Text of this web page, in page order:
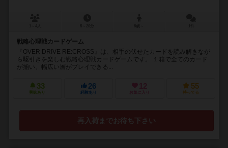
戦略心理戦カードゲーム
『OVER DRIVE RE:CROSS』は、相手の伏せたカードを読み解きなが
ら駆引きを楽しむ戦略心理戦カードゲームです。 １箱で全てのカード
が揃い、幅広い層がプレイできる...
33
興味あり
26
経験あり
12
お気に入り
55
持ってる
再入荷までお待ち下さい